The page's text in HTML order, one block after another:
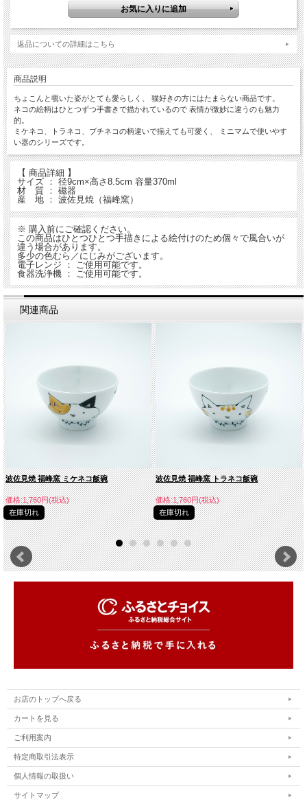
返品についての詳細はこちら
商品説明
ちょこんと覗いた姿がとても愛らしく、 猫好きの方にはたまらない商品です。
ネコの絵柄はひとつずつ手書きで描かれているので 表情が微妙に違うのも魅力
的。
ミケネコ、トラネコ、ブチネコの柄違いで揃えても可愛く、 ミニマムで使いやす
い器のシリーズです。
【 商品詳細 】
サイズ ： 径9cm×高さ8.5cm 容量370ml
材 質 ： 磁器
産 地 ： 波佐見焼（福峰窯）
※ 購入前にご確認ください。
この商品はひとつひとつ手描きによる絵付けのため個々で風合いが
違う場合があります。
多少の色むら／にじみがございます。
電子レンジ ： ご使用可能です。
食器洗浄機 ： ご使用可能です。
関連商品
波佐見焼 福峰窯 ミケネコ飯碗
価格:1,760円(税込)
在庫切れ
波佐見焼 福峰窯 トラネコ飯碗
価格:1,760円(税込)
在庫切れ
お店のトップへ戻る
カートを見る
ご利用案内
特定商取引法表示
個人情報の取扱い
サイトマップ